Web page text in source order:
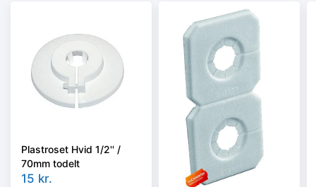
Plastroset Hvid 1/2'' /
70mm todelt
15 kr.